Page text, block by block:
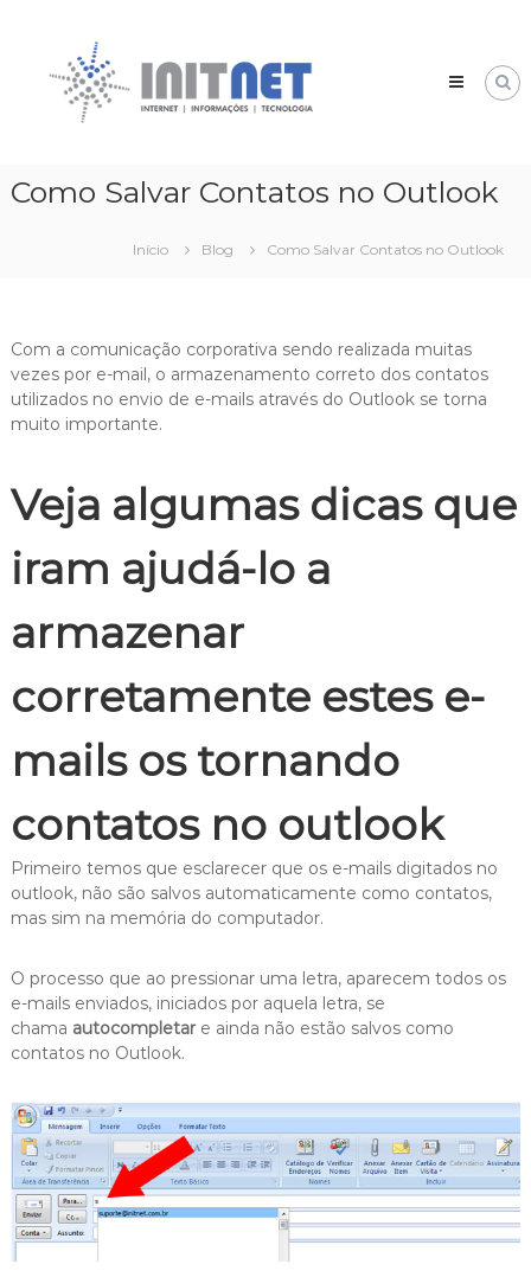
conteúdo
NET
Internet,
Informação
20
Anos
Como Salvar Contatos no Outlook
Início Blog Como Salvar Contatos no Outlook
Com a comunicação corporativa sendo realizada muitas
vezes por e-mail, o armazenamento correto dos contatos
utilizados no envio de e-mails através do Outlook se torna
muito importante.
Veja algumas dicas que
iram ajudá-lo a
armazenar
corretamente estes e-
mails os tornando
contatos no outlook
Primeiro temos que esclarecer que os e-mails digitados no
outlook, não são salvos automaticamente como contatos,
mas sim na memória do computador.
O processo que ao pressionar uma letra, aparecem todos os
e-mails enviados, iniciados por aquela letra, se
chama autocompletar e ainda não estão salvos como
contatos no Outlook.